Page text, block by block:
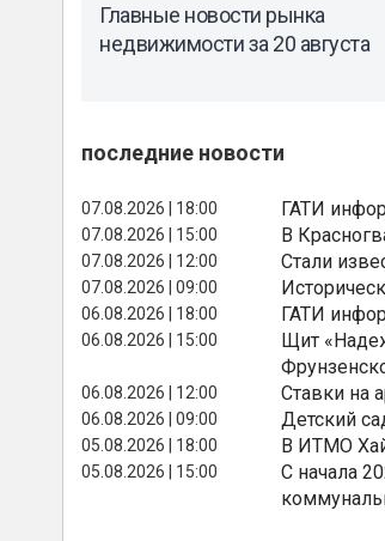
Главные новости рынка
недвижимости за 20 августа
последние новости
07.08.2026 | 18:00 ГАТИ
07.08.2026 | 15:00 В
07.08.2026 | 12:00 Стали
07.08.2026 | 09:00
06.08.2026 | 18:00 ГАТИ
06.08.2026 | 15:00
Щит
06.08.2026 | 12:00 Ставки на
06.08.2026 | 09:00 Детский
05.08.2026 | 18:00 В ИТМО
05.08.2026 | 15:00
С начала